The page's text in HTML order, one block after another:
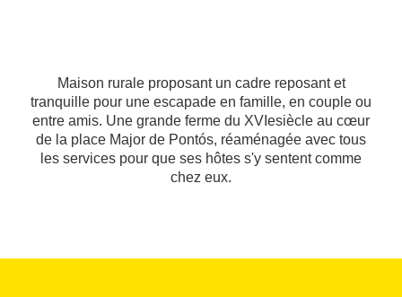
Maison rurale proposant un cadre reposant et
tranquille pour une escapade en famille, en couple ou
entre amis. Une grande ferme du XVIesiècle au cœur
de la place Major de Pontós, réaménagée avec tous
les services pour que ses hôtes s'y sentent comme
chez eux.